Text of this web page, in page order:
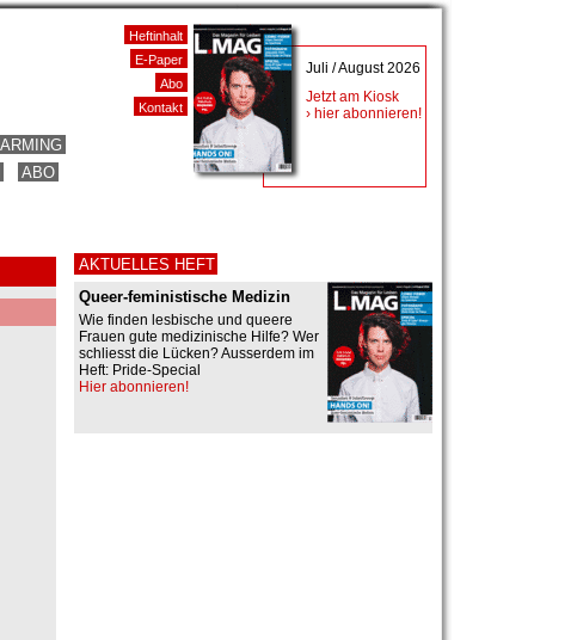
ABO
AKTUELLES HEFT
Queer-feministische Medizin
Wie finden lesbische und queere
Frauen gute medizinische Hilfe? Wer
schliesst die Lücken? Ausserdem im
Heft: Pride-Special
Hier abonnieren!
Heftinhalt
E-Paper
Abo
Kontakt
Juli / August 2026
Jetzt am Kiosk
› hier abonnieren!